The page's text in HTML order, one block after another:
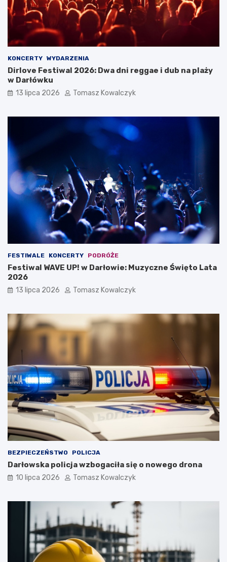
KONCERTY WYDARZENIA
Dirlove Festiwal 2026: Dwa dni reggae i dub na plaży
w Darłówku
13 lipca 2026 Tomasz Kowalczyk
FESTIWALE KONCERTY PODRÓŻE
Festiwal WAVE UP! w Darłowie: Muzyczne Święto Lata
2026
13 lipca 2026 Tomasz Kowalczyk
BEZPIECZEŃSTWO POLICJA
Darłowska policja wzbogaciła się o nowego drona
10 lipca 2026 Tomasz Kowalczyk